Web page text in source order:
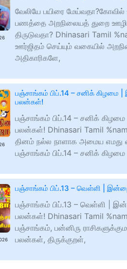
வேலியே பயிரை
பணத்தை அறநிலையத் துறை
திருடுவதா? Dhinasari Tamil
ஊர்ஜிதம் செய்யும் வகையில்
அதிகாரிகளே,
பஞ்சாங்கம் பிப்.14 – சனிக் கிழமை
பலன்கள்!
பஞ்சாங்கம் பிப்.14 – சனிக்
பலன்கள்! Dhinasari Tamil
தினம் நல்ல நாளாக அமைய எமது
பஞ்சாங்கம் பிப்.14 – சனிக் கிழமை |
பஞ்சாங்கம் பிப்.13 – வெள்ளி |
பஞ்சாங்கம் பிப்.13 – வெள்ளி |
பலன்கள்! Dhinasari Tamil
பஞ்சாங்கம், பன்னிரு
பலன்கள், திருக்குறள்,